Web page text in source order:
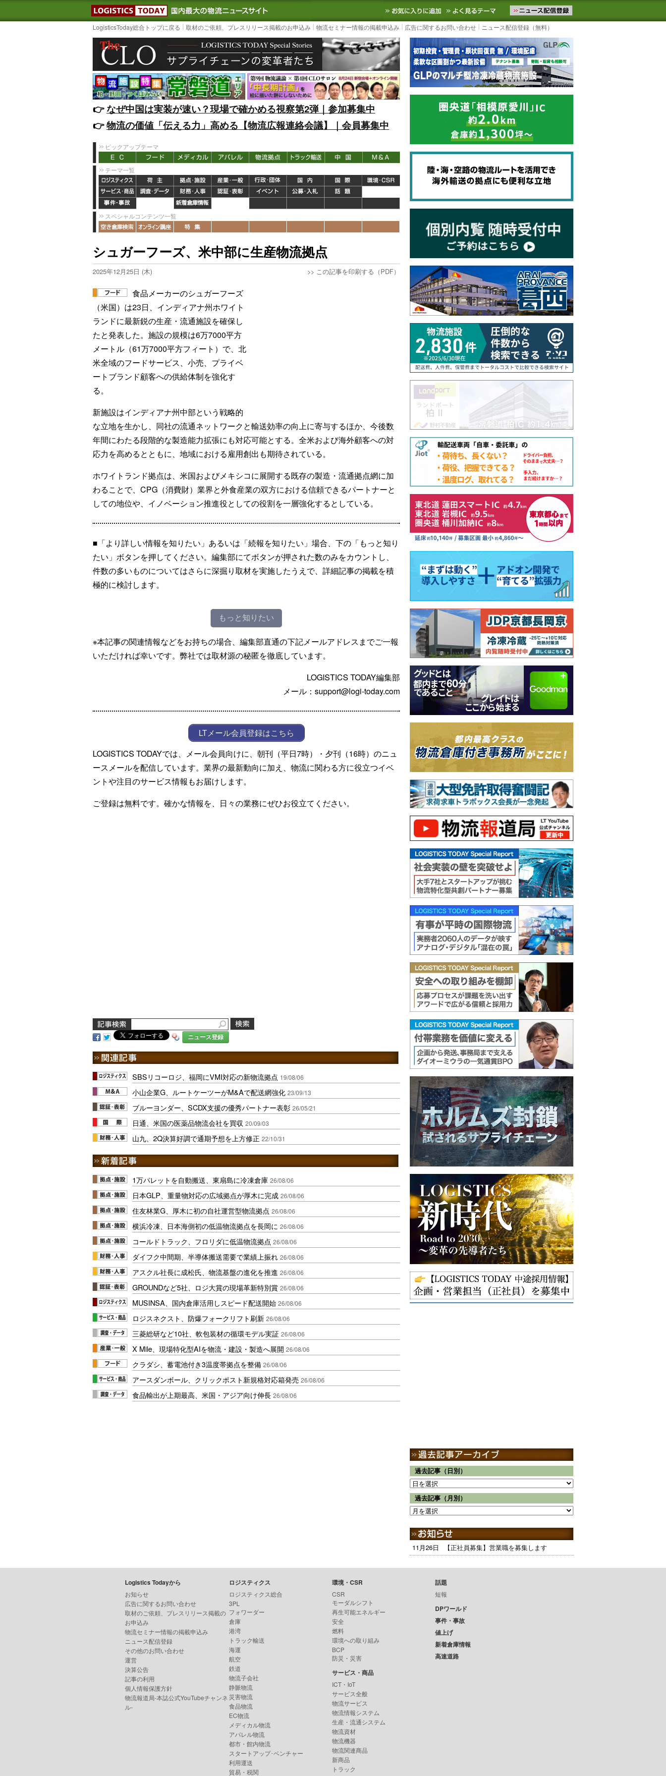
LOGISTICS TODAY｜国内最大の物流ニュースサイト3PL, SCMなど国内外の最新の物流ニュースをお届けします。物流ニュースメール配信を登録す
お気に入りに追加 よく見るテーマ
LogisticsToday総合トップに戻る 取材のご依頼、プレスリリース掲載のお申込み 物流セミナー情報の掲載申込み 広告に関するお問い合わせ ニュース配信登録（無料）
👉️なぜ中国は実装が速い？現場で確かめる視察第2弾｜参加募集中
👉️物流の価値「伝える力」高める【物流広報連絡会議】｜会員募集中
ピックアップテーマ
テーマ一覧
スペシャルコンテンツ一覧
シュガーフーズ、米中部に生産物流拠点
2025年12月25日 (木) >> この記事を印刷する（PDF）
食品メーカーのシュガーフーズ
（米国）は23日、インディアナ州ホワイト
ランドに最新鋭の生産・流通施設を確保し
たと発表した。施設の規模は6万7000平方
メートル（61万7000平方フィート）で、北
米全域のフードサービス、小売、プライベ
ートブランド顧客への供給体制を強化す
る。
新施設はインディアナ州中部という戦略的
な立地を生かし、同社の流通ネットワークと輸送効率の向上に寄与するほか、今後数
年間にわたる段階的な製造能力拡張にも対応可能とする。全米および海外顧客への対
応力を高めるとともに、地域における雇用創出も期待されている。
ホワイトランド拠点は、米国およびメキシコに展開する既存の製造・流通拠点網に加
わることで、CPG（消費財）業界と外食産業の双方における信頼できるパートナーと
しての地位や、イノベーション推進役としての役割を一層強化するとしている。
■「より詳しい情報を知りたい」あるいは「続報を知りたい」場合、下の「もっと知り
たい」ボタンを押してください。編集部にてボタンが押された数のみをカウントし、
件数の多いものについてはさらに深掘り取材を実施したうえで、詳細記事の掲載を積
極的に検討します。
もっと知りたい
※本記事の関連情報などをお持ちの場合、編集部直通の下記メールアドレスまでご一報
いただければ幸いです。弊社では取材源の秘匿を徹底しています。
LOGISTICS TODAY編集部
メール：support@logi-today.com
LTメール会員登録はこちら
LOGISTICS TODAYでは、メール会員向けに、朝刊（平日7時）・夕刊（16時）のニュ
ースメールを配信しています。業界の最新動向に加え、物流に関わる方に役立つイベ
ントや注目のサービス情報もお届けします。
ご登録は無料です。確かな情報を、日々の業務にぜひお役立てください。
ニュース登録
SBSリコーロジ、福岡にVMI対応の新物流拠点 19/08/06
小山企業G、ルートケーツーがM&Aで配送網強化 23/09/13
ブルーヨンダー、SCDX支援の優秀パートナー表彰 26/05/21
日通、米国の医薬品物流会社を買収 20/09/03
山九、2Q決算好調で通期予想を上方修正 22/10/31
1万パレットを自動搬送、東扇島に冷凍倉庫 26/08/06
日本GLP、重量物対応の広域拠点が厚木に完成 26/08/06
住友林業G、厚木に初の自社運営型物流拠点 26/08/06
横浜冷凍、日本海側初の低温物流拠点を長岡に 26/08/06
コールドトラック、フロリダに低温物流拠点 26/08/06
ダイフク中間期、半導体搬送需要で業績上振れ 26/08/06
アスクル社長に成松氏、物流基盤の進化を推進 26/08/06
GROUNDなど5社、ロジ大賞の現場革新特別賞 26/08/06
MUSINSA、国内倉庫活用しスピード配送開始 26/08/06
ロジスネクスト、防爆フォークリフト刷新 26/08/06
三菱総研など10社、軟包装材の循環モデル実証 26/08/06
X Mile、現場特化型AIを物流・建設・製造へ展開 26/08/06
クラダシ、蓄電池付き3温度帯拠点を整備 26/08/06
アースダンボール、クリックポスト新規格対応箱発売 26/08/06
食品輸出が上期最高、米国・アジア向け伸長 26/08/06
過去記事（日別）
過去記事（月別）
11月26日 【正社員募集】営業職を募集します
Logistics Todayから
お知らせ
広告に関するお問い合わせ
取材のご依頼、プレスリリース掲載の
お申込み
物流セミナー情報の掲載申込み
ニュース配信登録
その他のお問い合わせ
運営
決算公告
記事の利用
個人情報保護方針
物流報道局-本誌公式YouTubeチャンネ
ル-
ロジスティクス
ロジスティクス総合
3PL
フォワーダー
倉庫
港湾
トラック輸送
海運
航空
鉄道
物流子会社
静脈物流
災害物流
食品物流
EC物流
メディカル物流
アパレル物流
都市・館内物流
スタートアップ･ベンチャー
利用運送
貿易・税関
環境・CSR
CSR
モーダルシフト
再生可能エネルギー
安全
燃料
環境への取り組み
BCP
防災・災害
サービス・商品
ICT・IoT
サービス全般
物流サービス
物流情報システム
生産・流通システム
物流資材
物流機器
物流関連商品
新商品
トラック
話題
短報
DPワールド
事件・事故
値上げ
新着倉庫情報
高速道路